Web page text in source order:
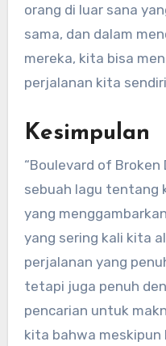
orang di luar sana
sama, dan dalam
mereka, kita bisa
perjalanan kita
Kesimpulan
“Boulevard of Broken
sebuah lagu tentang
yang
yang sering kali kita
perjalanan yang
tetapi juga penuh
pencarian untuk
kita bahwa